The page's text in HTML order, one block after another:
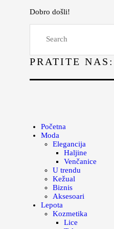
Dobro došli!
PRATITE NAS:
Početna
Moda
Elegancija
Haljine
Venčanice
U trendu
Kežual
Biznis
Aksesoari
Lepota
Kozmetika
Lice
Lepota
Kuhinja
Magazin